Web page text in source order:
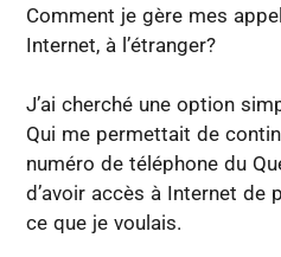
Comment je gère mes
Internet, à l’étranger?
J’ai cherché une option
Qui me permettait de
numéro de téléphone du
d’avoir accès à Internet de
ce que je voulais.